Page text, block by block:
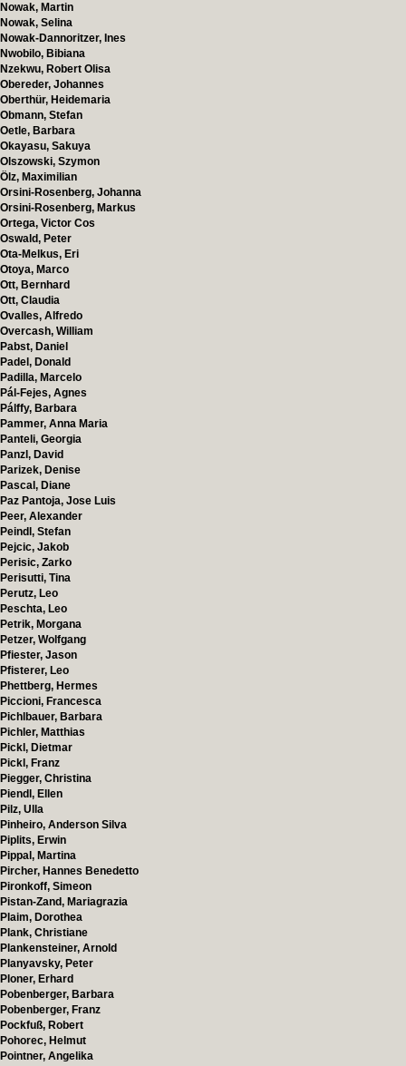
Nowak, Martin
Nowak, Selina
Nowak-Dannoritzer, Ines
Nwobilo, Bibiana
Nzekwu, Robert Olisa
Obereder, Johannes
Oberthür, Heidemaria
Obmann, Stefan
Oetle, Barbara
Okayasu, Sakuya
Olszowski, Szymon
Ölz, Maximilian
Orsini-Rosenberg, Johanna
Orsini-Rosenberg, Markus
Ortega, Victor Cos
Oswald, Peter
Ota-Melkus, Eri
Otoya, Marco
Ott, Bernhard
Ott, Claudia
Ovalles, Alfredo
Overcash, William
Pabst, Daniel
Padel, Donald
Padilla, Marcelo
Pál-Fejes, Agnes
Pálffy, Barbara
Pammer, Anna Maria
Panteli, Georgia
Panzl, David
Parizek, Denise
Pascal, Diane
Paz Pantoja, Jose Luis
Peer, Alexander
Peindl, Stefan
Pejcic, Jakob
Perisic, Zarko
Perisutti, Tina
Perutz, Leo
Peschta, Leo
Petrik, Morgana
Petzer, Wolfgang
Pfiester, Jason
Pfisterer, Leo
Phettberg, Hermes
Piccioni, Francesca
Pichlbauer, Barbara
Pichler, Matthias
Pickl, Dietmar
Pickl, Franz
Piegger, Christina
Piendl, Ellen
Pilz, Ulla
Pinheiro, Anderson Silva
Piplits, Erwin
Pippal, Martina
Pircher, Hannes Benedetto
Pironkoff, Simeon
Pistan-Zand, Mariagrazia
Plaim, Dorothea
Plank, Christiane
Plankensteiner, Arnold
Planyavsky, Peter
Ploner, Erhard
Pobenberger, Barbara
Pobenberger, Franz
Pockfuß, Robert
Pohorec, Helmut
Pointner, Angelika